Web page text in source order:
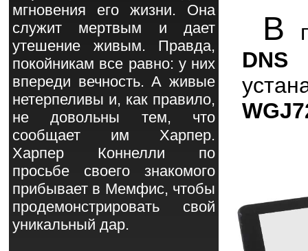
В
мгновения его жизни. Она
служит мертвым и дает
утешение живым. Правда,
покойникам все равно: у них
впереди вечность. А живые
нетерпеливы и, как правило,
не довольны тем, что
сообщает им Харпер.
Харпер Коннелли по
просьбе своего знакомого
прибывает в Мемфис, чтобы
продемонстрировать свой
уникальный дар.